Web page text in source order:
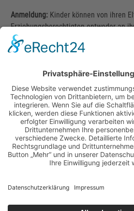
Anmeldung: Kinder können von ihren
Erziehungsberechtigten entweder an
Grundschule oder direkt am
werden.
Sonderpädagogisches
Förderzentrum Landshut-Stadt
Schulstraße 3
84036 Landshut
Tel. 0871 / 43 09 80 90